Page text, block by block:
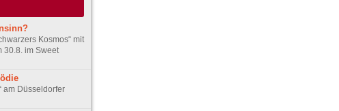
Kosmos“ mit
30.8. im Sweet
am Düsseldorfer